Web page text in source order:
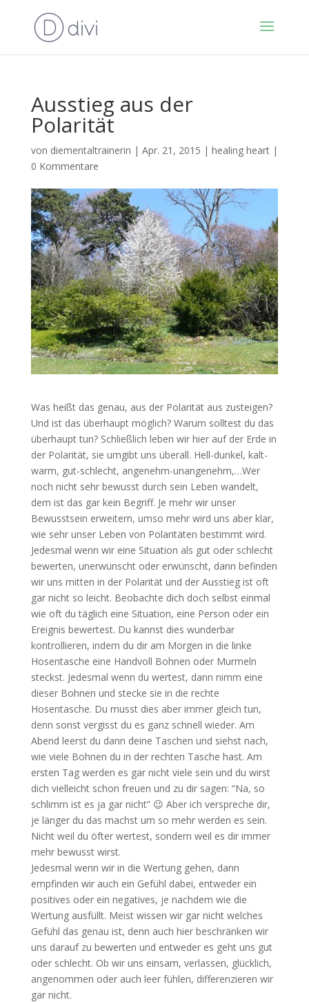
Ausstieg aus der
Polarität
von diementaltrainerin | Apr. 21, 2015 | healing heart|
0 Kommentare
Was heißt das genau, aus der Polarität aus zusteigen?
Und ist das überhaupt möglich? Warum solltest du das
überhaupt tun? Schließlich leben wir hier auf der Erde in
der Polarität, sie umgibt uns überall. Hell-dunkel, kalt-
warm, gut-schlecht, angenehm-unangenehm,…Wer
noch nicht sehr bewusst durch sein Leben wandelt,
dem ist das gar kein Begriff. Je mehr wir unser
Bewusstsein erweitern, umso mehr wird uns aber klar,
wie sehr unser Leben von Polaritäten bestimmt wird.
Jedesmal wenn wir eine Situation als gut oder schlecht
bewerten, unerwünscht oder erwünscht, dann befinden
wir uns mitten in der Polarität und der Ausstieg ist oft
gar nicht so leicht. Beobachte dich doch selbst einmal
wie oft du täglich eine Situation, eine Person oder ein
Ereignis bewertest. Du kannst dies wunderbar
kontrollieren, indem du dir am Morgen in die linke
Hosentasche eine Handvoll Bohnen oder Murmeln
steckst. Jedesmal wenn du wertest, dann nimm eine
dieser Bohnen und stecke sie in die rechte
Hosentasche. Du musst dies aber immer gleich tun,
denn sonst vergisst du es ganz schnell wieder. Am
Abend leerst du dann deine Taschen und siehst nach,
wie viele Bohnen du in der rechten Tasche hast. Am
ersten Tag werden es gar nicht viele sein und du wirst
dich vielleicht schon freuen und zu dir sagen: “Na, so
schlimm ist es ja gar nicht” 😉 Aber ich verspreche dir,
je länger du das machst um so mehr werden es sein.
Nicht weil du öfter wertest, sondern weil es dir immer
mehr bewusst wirst.
Jedesmal wenn wir in die Wertung gehen, dann
empfinden wir auch ein Gefühl dabei, entweder ein
positives oder ein negatives, je nachdem wie die
Wertung ausfüllt. Meist wissen wir gar nicht welches
Gefühl das genau ist, denn auch hier beschränken wir
uns darauf zu bewerten und entweder es geht uns gut
oder schlecht. Ob wir uns einsam, verlassen, glücklich,
angenommen oder auch leer fühlen, differenzieren wir
gar nicht.